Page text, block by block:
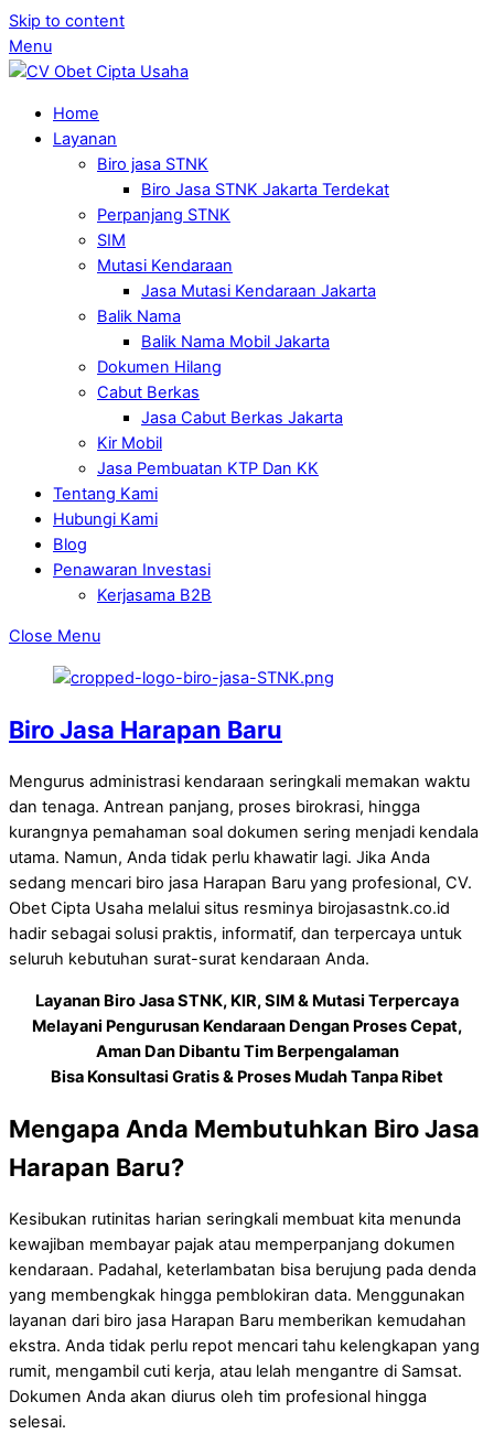
Skip to content
Menu
Home
Layanan
Biro jasa STNK
Biro Jasa STNK Jakarta Terdekat
Perpanjang STNK
SIM
Mutasi Kendaraan
Jasa Mutasi Kendaraan Jakarta
Balik Nama
Balik Nama Mobil Jakarta
Dokumen Hilang
Cabut Berkas
Jasa Cabut Berkas Jakarta
Kir Mobil
Jasa Pembuatan KTP Dan KK
Tentang Kami
Hubungi Kami
Blog
Penawaran Investasi
Kerjasama B2B
Close Menu
Biro Jasa Harapan Baru
Mengurus administrasi kendaraan seringkali memakan waktu
dan tenaga. Antrean panjang, proses birokrasi, hingga
kurangnya pemahaman soal dokumen sering menjadi kendala
utama. Namun, Anda tidak perlu khawatir lagi. Jika Anda
sedang mencari biro jasa Harapan Baru yang profesional, CV.
Obet Cipta Usaha melalui situs resminya birojasastnk.co.id
hadir sebagai solusi praktis, informatif, dan terpercaya untuk
seluruh kebutuhan surat-surat kendaraan Anda.
Layanan Biro Jasa STNK, KIR, SIM & Mutasi Terpercaya
Melayani Pengurusan Kendaraan Dengan Proses Cepat,
Aman Dan Dibantu Tim Berpengalaman
Bisa Konsultasi Gratis & Proses Mudah Tanpa Ribet
Mengapa Anda Membutuhkan Biro Jasa
Harapan Baru?
Kesibukan rutinitas harian seringkali membuat kita menunda
kewajiban membayar pajak atau memperpanjang dokumen
kendaraan. Padahal, keterlambatan bisa berujung pada denda
yang membengkak hingga pemblokiran data. Menggunakan
layanan dari biro jasa Harapan Baru memberikan kemudahan
ekstra. Anda tidak perlu repot mencari tahu kelengkapan yang
rumit, mengambil cuti kerja, atau lelah mengantre di Samsat.
Dokumen Anda akan diurus oleh tim profesional hingga
selesai.